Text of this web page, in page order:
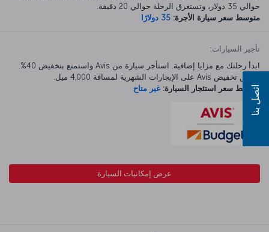
حوالي 35 دولار، وتستغرق الرحلة حوالي 20 دقيقة.
متوسط سعر سيارة الأجرة: 35 دولارًا
تأجير السيارات:
ابدأ رحلتك مع مزايا إضافية. استأجر سيارة من Avis واستمتع بتخفيض 40%.
ينطبق تخفيض Avis على الإيجارات الشهرية لمسافة 4,000 ميل.
متوسط سعر استئجار السيارة: غير متاح
عرض إمكانيات السيارة
اتصل بنا